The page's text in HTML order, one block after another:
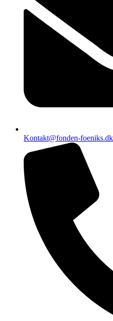
Kontakt@fonden-foeniks.dk